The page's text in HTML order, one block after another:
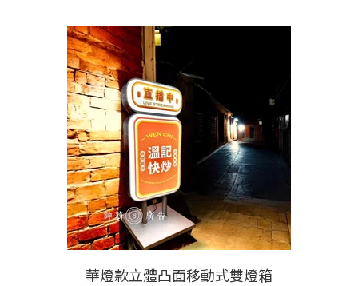
體堅韌耐用，做工細緻，全防水、亦
適用於全戶外。
壓克力面板中，除了有復古型豆腐角
凸型立體面板外，也可以是平面滿板
的作法。尺寸、做工樣式、顏色、內
容排版皆能根據需求訂做。歡迎提供
製作尺寸、樣式，與現場照片洽詢。
華燈款立體凸面移動式雙燈箱